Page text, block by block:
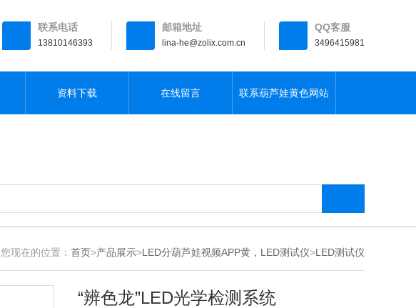
联系电话
13810146393
邮箱地址
lina-he@zolix.com.cn
QQ客服
3496415981
资料下载 在线留言 联系葫芦娃黄色网站
您现在的位置： 首页>产品展示>LED分葫芦娃视频APP黄，LED测试仪>LED测试仪
“辨色龙”LED光学检测系统